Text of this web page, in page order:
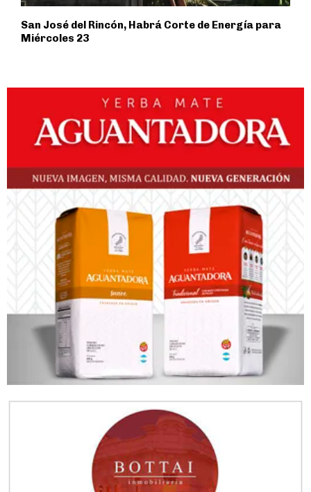
San José del Rincón, Habrá Corte de Energía para
Miércoles 23